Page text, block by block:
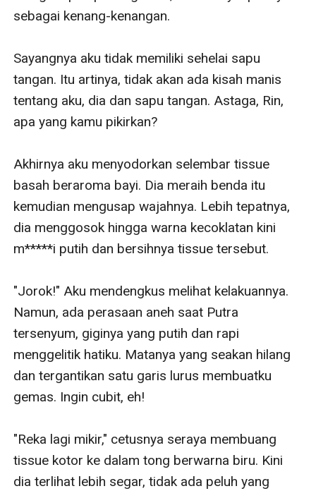
sebagai kenang-kenangan.
Sayangnya aku tidak memiliki sehelai sapu
tangan. Itu artinya, tidak akan ada kisah manis
tentang aku, dia dan sapu tangan. Astaga, Rin,
apa yang kamu pikirkan?
Akhirnya aku menyodorkan selembar tissue
basah beraroma bayi. Dia meraih benda itu
kemudian mengusap wajahnya. Lebih tepatnya,
dia menggosok hingga warna kecoklatan kini
m*****i putih dan bersihnya tissue tersebut.
"Jorok!" Aku mendengkus melihat kelakuannya.
Namun, ada perasaan aneh saat Putra
tersenyum, giginya yang putih dan rapi
menggelitik hatiku. Matanya yang seakan hilang
dan tergantikan satu garis lurus membuatku
gemas. Ingin cubit, eh!
"Reka lagi mikir," cetusnya seraya membuang
tissue kotor ke dalam tong berwarna biru. Kini
dia terlihat lebih segar, tidak ada peluh yang